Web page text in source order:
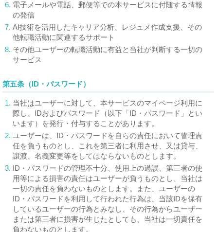
6. 電子メールや電話、郵便等での本サービスに付随する情報
の発信
7. AI技術を活用したキャリア分析、レジュメ作成支援、その
他転職活動に関連するサポート
8. その他ユーザーの転職活動に有益と当社が判断する一切の
サービス
第五条（ID・パスワード）
1. 当社はユーザーに対して、本サービスのマイページ利用に
際し、IDおよびパスワード（以下「ID・パスワード」とい
います）を発行・付与することがあります。
2. ユーザーは、ID・パスワードを自らの責任において管理責
任を負うものとし、これを第三者に利用させ、又は貸与、
譲渡、名義変更等をしてはならないものとします。
3. ID・パスワードの管理不十分、使用上の過誤、第三者の使
用等による損害の責任はユーザーが負うものとし、当社は
一切の責任を負わないものとします。また、ユーザーの
ID・パスワードを利用して行われた行為は、当該IDを保有
しているユーザーの行為とみなし、その行為からユーザー
または第三者に損害が生じたとしても、当社は一切責任を
負わないものとします。